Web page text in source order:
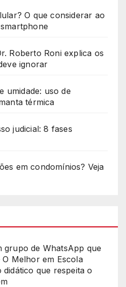
O que considerar ao
Roberto Roni explica os
ignorar
umidade: uso de
térmica
judicial: 8 fases
em condomínios? Veja
grupo de WhatsApp que
O Melhorem Escola
que respeita o